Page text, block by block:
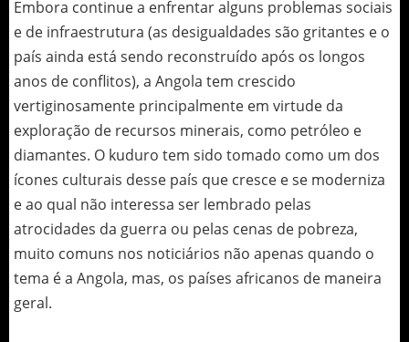
Embora continue a enfrentar alguns problemas sociais
e de infraestrutura (as desigualdades são gritantes e o
país ainda está sendo reconstruído após os longos
anos de conflitos), a Angola tem crescido
vertiginosamente principalmente em virtude da
exploração de recursos minerais, como petróleo e
diamantes. O kuduro tem sido tomado como um dos
ícones culturais desse país que cresce e se moderniza
e ao qual não interessa ser lembrado pelas
atrocidades da guerra ou pelas cenas de pobreza,
muito comuns nos noticiários não apenas quando o
tema é a Angola, mas, os países africanos de maneira
geral.